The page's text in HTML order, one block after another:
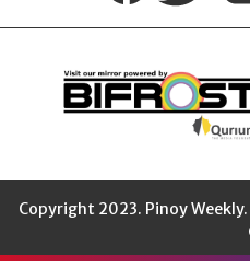
Copyright 2023. Pinoy